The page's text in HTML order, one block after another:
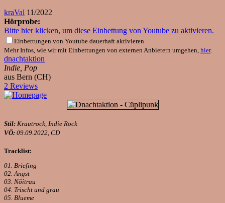
kraVal 11/2022
Hörprobe:
Bitte hier klicken, um diese Einbettung von Youtube zu aktivieren.
Einbettungen von Youtube dauerhaft aktivieren
Mehr Infos, wie wir mit Einbettungen von externen Anbietern umgehen, hier.
dnachtaktion
Indie, Pop
aus Bern (CH)
2 Reviews
Stil: Krautrock, Indie Rock
VÖ: 09.09.2022, CD
Tracklist:
01. Briefing
02. Angst
03. Nöitrau
04. Trischt und grau
05. Blueme